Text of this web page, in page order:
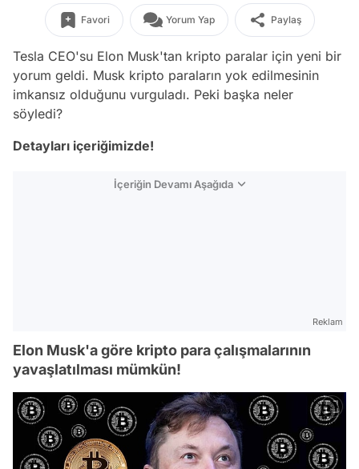
Favori Yorum Yap Paylaş
Tesla CEO'su Elon Musk'tan kripto paralar için yeni bir
yorum geldi. Musk kripto paraların yok edilmesinin
imkansız olduğunu vurguladı. Peki başka neler
söyledi?
Detayları içeriğimizde!
İçeriğin Devamı Aşağıda
Reklam
Elon Musk'a göre kripto para çalışmalarının
yavaşlatılması mümkün!